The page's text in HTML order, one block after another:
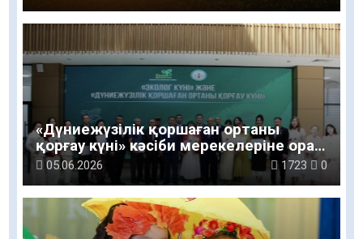
«Дүниежүзілік қоршаған ортаны
қорғау күні» кәсіби мерекелеріне орай
сала мамандары марапатталды
05.06.2026 1723 0